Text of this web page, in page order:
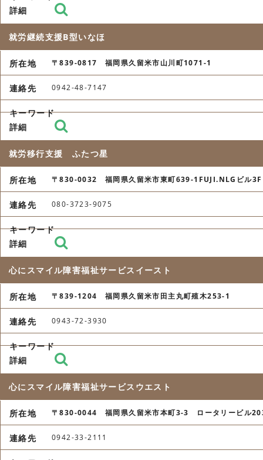
就労継続支援B型いなほ
〒839-0817 福岡県久留米市山川町1071-1
0942-48-7147
就労移行支援 ふたつ星
〒830-0032 福岡県久留米市東町639-1FUJI.NLGビル3F
080-3723-9075
心にスマイル障害福祉サービスイースト
〒839-1204 福岡県久留米市田主丸町殖木253-1
0943-72-3930
心にスマイル障害福祉サービスウエスト
〒830-0044 福岡県久留米市本町3-3 ロータリービル
0942-33-2111